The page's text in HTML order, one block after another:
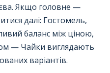
Якщо головне —
далі: Гостомель,
баланс між ціною,
— Чайки виглядають
варіантів.